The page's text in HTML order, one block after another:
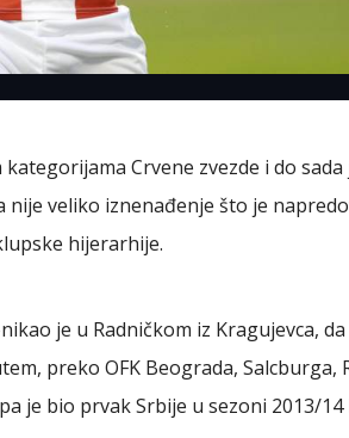
Crvene zvezde i do sada
veliko iznenađenje što je
hijerarhije.
je u Radničkom iz Kragujevca,
preko OFK Beograda, Salcburga,
je bio prvak Srbije u sezoni 2013/14